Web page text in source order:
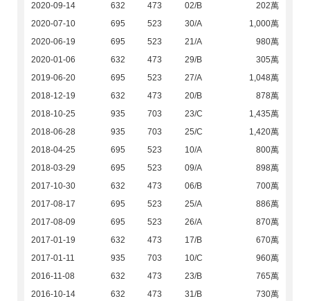
2020-09-14
632 473 02/B
202萬
2020-07-10
695 523 30/A
1,000萬
2020-06-19
695 523 21/A
980萬
2020-01-06
632 473 29/B
305萬
2019-06-20
695 523 27/A
1,048萬
2018-12-19
632 473 20/B
878萬
2018-10-25
935 703 23/C
1,435萬
2018-06-28
935 703 25/C
1,420萬
2018-04-25
695 523 10/A
800萬
2018-03-29
695 523 09/A
898萬
2017-10-30
632 473 06/B
700萬
2017-08-17
695 523 25/A
886萬
2017-08-09
695 523 26/A
870萬
2017-01-19
632 473 17/B
670萬
2017-01-11
935 703 10/C
960萬
2016-11-08
632 473 23/B
765萬
2016-10-14
632 473 31/B 730萬